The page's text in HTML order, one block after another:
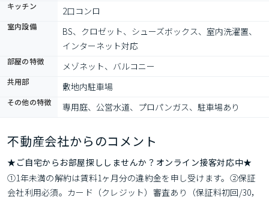
キッチン 2口コンロ
室内設備
BS、クロゼット、シューズボックス、室内洗濯置、
インターネット対応
部屋の特徴 メゾネット、バルコニー
共用部 敷地内駐車場
その他の特徴 専用庭、公営水道、プロパンガス、駐車場あり
不動産会社からのコメント
★ご自宅からお部屋探ししませんか？オンライン接客対応中★
①1年未満の解約は賃料1ヶ月分の違約金を申し受けます。②保証
会社利用必須。カード（クレジット）審査あり（保証料初回/30，